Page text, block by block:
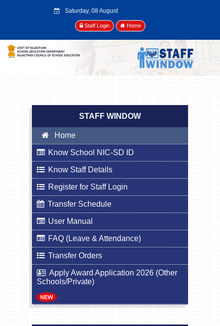
Saturday, 08 August
Staff Login Home
STAFF WINDOW
Home
Know School NIC-SD ID
Know Staff Details
Register for Staff Login
Transfer Schedule
User Manual
FAQ (Leave & Attendance)
Transfer Orders
Apply Award Application 2026 (Other
Schools/Private)